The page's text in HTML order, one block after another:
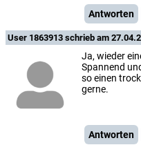
Antworten
User 1863913 schrieb am
Ja, wieder
Spannend
so einen
gerne.
Antworten